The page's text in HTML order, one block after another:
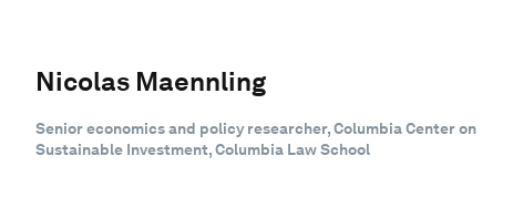
Nicolas Maennling
Senior economics and policy researcher, Columbia Center on
Sustainable Investment, Columbia Law School